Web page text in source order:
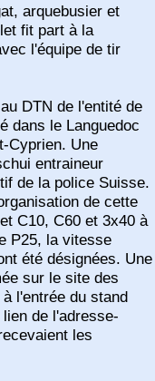
arquebusier et
fit part à la
l'équipe de tir
DTN de l'entité de
dans le Languedoc
Cyprien. Une
entraineur
de la police Suisse.
de cette
C10, C60 et 3x40 à
P25, la vitesse
été désignées. Une
sur le site des
l'entrée du stand
de l'adresse-
les